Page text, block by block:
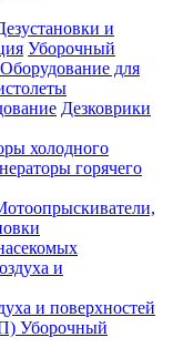
и
Уборочный
Оборудование для
Дезковрики
холодного
горячего
и поверхностей
Уборочный